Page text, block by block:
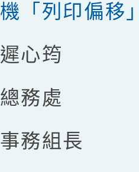
機「列印偏移
遲心筠
總務處
事務組長